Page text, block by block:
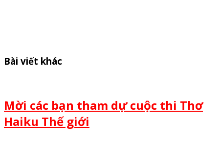
Bài viết khác
Mời các bạn tham dự cuộc thi Thơ
Haiku Thế giới